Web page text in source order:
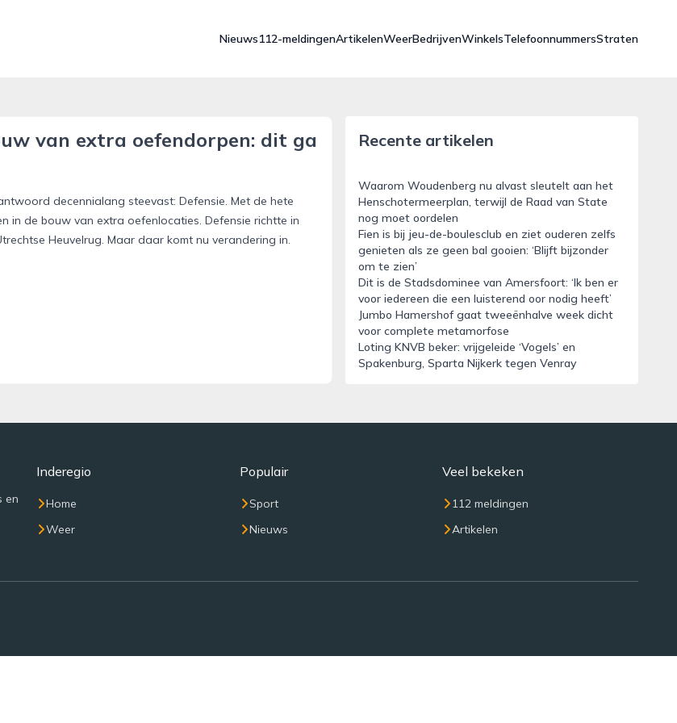
Nieuws112-meldingenArtikelenWeerBedrijvenWinkelsTelefoonnummersStraten
van extra oefendorpen: dit ga
decennialang steevast: Defensie. Met de hete
in de bouw van extra oefenlocaties. Defensie richtte in
Heuvelrug. Maar daar komt nu verandering in.
Recente artikelen
Waarom Woudenberg nu alvast sleutelt aan het
Henschotermeerplan, terwijl de Raad van State
nog moet oordelen
Fien is bij jeu-de-boulesclub en ziet ouderen zelfs
genieten als ze geen bal gooien: ‘Blijft bijzonder
om te zien’
Dit is de Stadsdominee van Amersfoort: ‘Ik ben er
voor iedereen die een luisterend oor nodig heeft’
Jumbo Hamershof gaat tweeënhalve week dicht
voor complete metamorfose
Loting KNVB beker: vrijgeleide ‘Vogels’ en
Spakenburg, Sparta Nijkerk tegen Venray
en
Inderegio
Home
Weer
Populair
Sport
Nieuws
Veel bekeken
112 meldingen
Artikelen